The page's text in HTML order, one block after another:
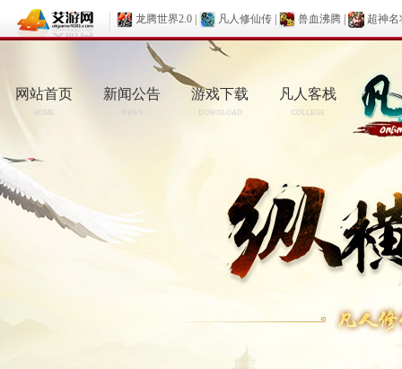
龙腾世界2.0 凡人修仙传 兽血沸腾 超神名
网站首页
HOME
新闻公告
NEWS
游戏下载
DOWNLOAD
凡人客栈
COLLEGE